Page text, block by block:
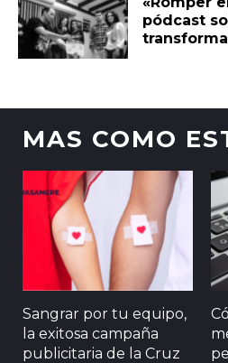
pódcast
MAS COMO
Sangrar por tu equipo,
la exitosa campaña
publicitaria de la Cruz